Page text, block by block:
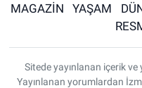
MAGAZİN
YAŞAM
Sitede yayınlanan içerik
Yayınlanan yorumlardan